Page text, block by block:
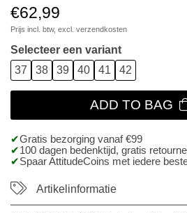
€62,99
Prijs incl. btw, excl. verzendkosten
Selecteer een variant
37
38 39 40 41 42
ADD TO BAG
Gratis bezorging vanaf €99
100 dagen bedenktijd, gratis
Spaar AttitudeCoins met iedere
Artikelinformatie